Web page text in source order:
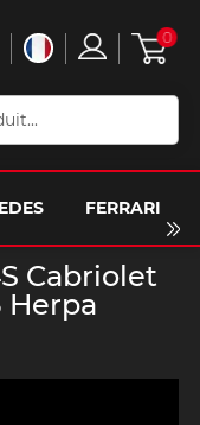
FERRARI
0
Cabriolet
Herpa